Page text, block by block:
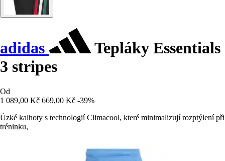
adidas
Tepláky Essentials
3 stripes
Od
1 089,00 Kč 669,00 Kč -39%
Úzké kalhoty s technologií Climacool, které minimalizují rozptýlení při
tréninku,